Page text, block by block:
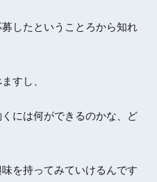
したということろから知れ
すし、
には何ができるのかな、ど
を持ってみていけるんです